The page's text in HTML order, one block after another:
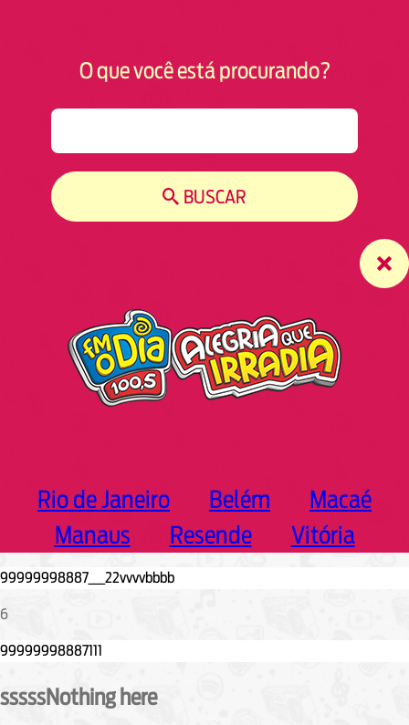
O que você está procurando?
BUSCAR
Rio de Janeiro Belém
Macaé
Manaus
Resende Vitória
6
sssssNothing here